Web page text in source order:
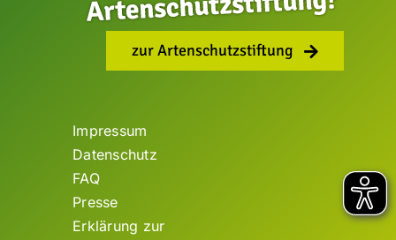
zur Artenschutzstiftung
Impressum
Datenschutz
FAQ
Presse
Erklärung zur